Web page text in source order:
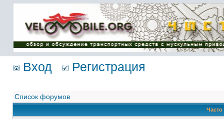
Имя пользователя:
Пароль:
{ LOG_ME_IN_SHORT
}
Вход Регистрация
Список форумов